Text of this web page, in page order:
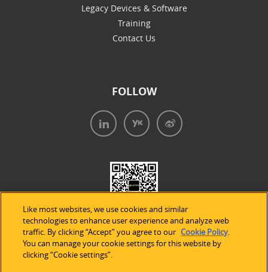
Legacy Devices & Software
Training
Contact Us
FOLLOW
Like most websites, we use cookies and similar
technologies to enhance user experience and analyze web
traffic. By clicking “Accept” you agree to our Cookie Policy.
You can manage your cookie settings for this website by
clicking “Cookie settings”.